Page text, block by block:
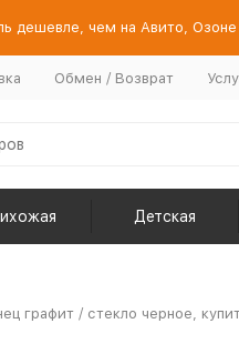
дешевле, чем на Авито, Озоне
Обмен / Возврат
Детская
графит / стекло черное,